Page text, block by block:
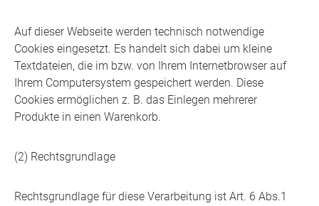
Auf dieser Webseite werden technisch notwendige
Cookies eingesetzt. Es handelt sich dabei um kleine
Textdateien, die im bzw. von Ihrem Internetbrowser auf
Ihrem Computersystem gespeichert werden. Diese
Cookies ermöglichen z. B. das Einlegen mehrerer
Produkte in einen Warenkorb.
(2) Rechtsgrundlage
Rechtsgrundlage für diese Verarbeitung ist Art. 6 Abs.1